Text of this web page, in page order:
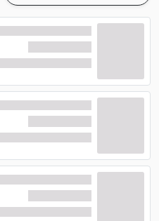
اتاق سه تخته، سوئیت چهار
رزرو قرار دهید. همچنین
این اتاق ها می توان به
سیستم گرمایش و
تلویزیون، مبلمان راحتی و ...
امکانات هتل
هتل قائم بیرجند ، تنها